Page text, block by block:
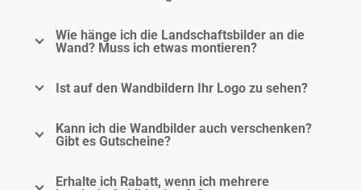
Wie hänge ich die Landschaftsbilder an die
Wand? Muss ich etwas montieren?
Ist auf den Wandbildern Ihr Logo zu sehen?
Kann ich die Wandbilder auch verschenken?
Gibt es Gutscheine?
Erhalte ich Rabatt, wenn ich mehrere